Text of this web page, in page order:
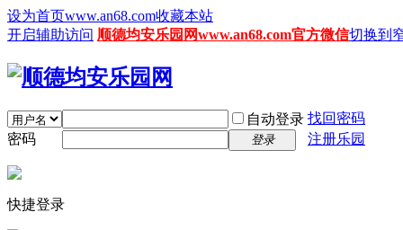
设为首页www.an68.com收藏本站
开启辅助访问 顺德均安乐园网www.an68.com官方微信切换到
自动登录 找回密码
密码
登录 注册乐园
快捷登录